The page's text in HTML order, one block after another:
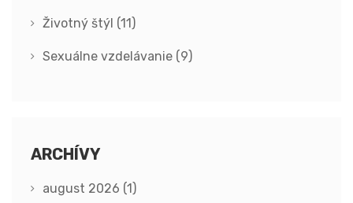
Životný štýl (11)
Sexuálne vzdelávanie (9)
ARCHÍVY
august 2026 (1)